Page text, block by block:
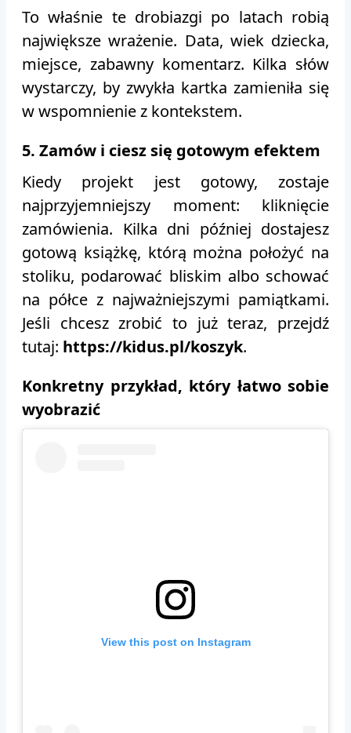
To właśnie te drobiazgi po latach robią
największe wrażenie. Data, wiek dziecka,
miejsce, zabawny komentarz. Kilka słów
wystarczy, by zwykła kartka zamieniła się
w wspomnienie z kontekstem.
5. Zamów i ciesz się gotowym efektem
Kiedy projekt jest gotowy, zostaje
najprzyjemniejszy moment: kliknięcie
zamówienia. Kilka dni później dostajesz
gotową książkę, którą można położyć na
stoliku, podarować bliskim albo schować
na półce z najważniejszymi pamiątkami.
Jeśli chcesz zrobić to już teraz, przejdź
tutaj: https://kidus.pl/koszyk.
Konkretny przykład, który łatwo sobie
wyobrazić
View this post on Instagram